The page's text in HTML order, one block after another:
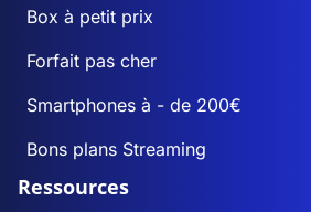
Box à petit prix
Forfait pas cher
Smartphones à - de 200€
Bons plans Streaming
Ressources